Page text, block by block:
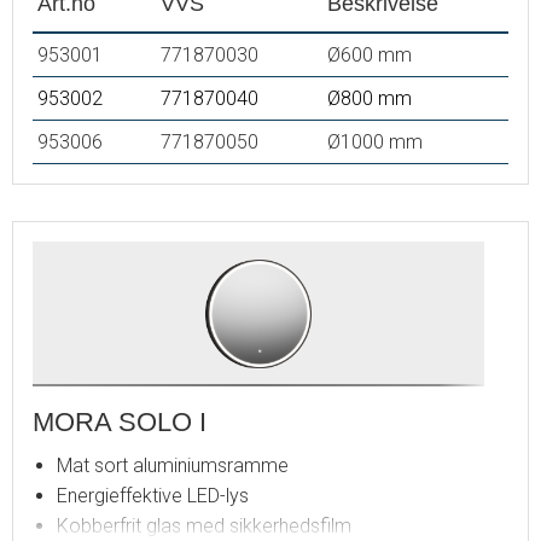
953001 771870030
Ø600 mm
953002
771870040
Ø800 mm
953006
771870050 Ø1000 mm
MORA SOLO I
Mat sort aluminiumsramme
Energieffektive LED-lys
Kobberfrit glas med sikkerhedsfilm